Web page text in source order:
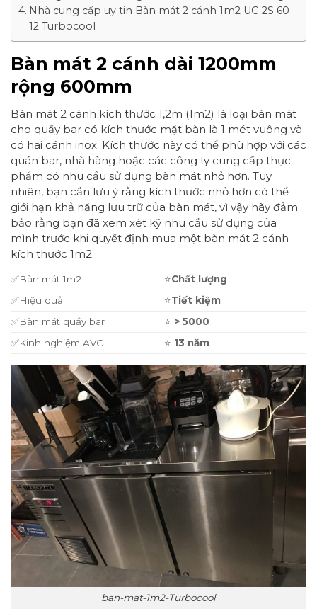
Nhà cung cấp uy tin Bàn mát 2 cánh 1m2 UC-2S 60
12 Turbocool
Bàn mát 2 cánh dài 1200mm
rộng 600mm
Bàn mát 2 cánh kích thước 1,2m (1m2) là loại bàn mát
cho quầy bar có kích thước mặt bàn là 1 mét vuông và
có hai cánh inox. Kích thước này có thể phù hợp với các
quán bar, nhà hàng hoặc các công ty cung cấp thực
phẩm có nhu cầu sử dụng bàn mát nhỏ hơn. Tuy
nhiên, bạn cần lưu ý rằng kích thước nhỏ hơn có thể
giới hạn khả năng lưu trữ của bàn mát, vì vậy hãy đảm
bảo rằng bạn đã xem xét kỹ nhu cầu sử dụng của
mình trước khi quyết định mua một bàn mát 2 cánh
kích thước 1m2.
✅Bàn mát 1m2 ⭐Chất lượng
✅Hiệu quả
⭐Tiết kiệm
✅Bàn mát quầy bar
⭐ > 5000
✅Kinh nghiệm AVC
⭐ 13 năm
ban-mat-1m2-Turbocool